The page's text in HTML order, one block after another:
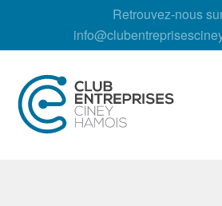
Retrouvez-nous